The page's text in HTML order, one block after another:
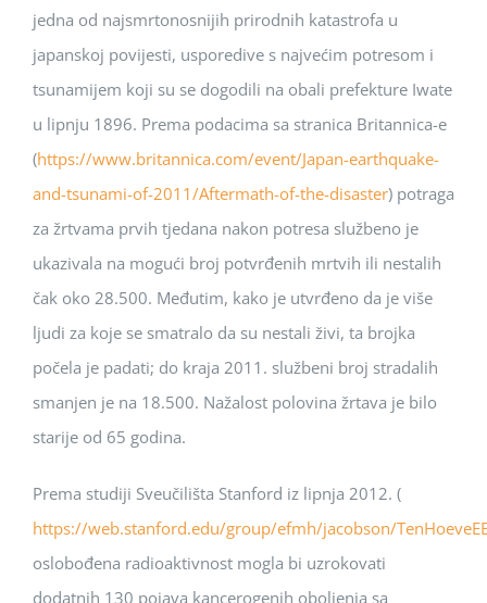
jedna od najsmrtonosnijih prirodnih katastrofa u
japanskoj povijesti, usporedive s najvećim potresom i
tsunamijem koji su se dogodili na obali prefekture Iwate
u lipnju 1896. Prema podacima sa stranica Britannica-e
(https://www.britannica.com/event/Japan-earthquake-
and-tsunami-of-2011/Aftermath-of-the-disaster) potraga
za žrtvama prvih tjedana nakon potresa službeno je
ukazivala na mogući broj potvrđenih mrtvih ili nestalih
čak oko 28.500. Međutim, kako je utvrđeno da je više
ljudi za koje se smatralo da su nestali živi, ta brojka
počela je padati; do kraja 2011. službeni broj stradalih
smanjen je na 18.500. Nažalost polovina žrtava je bilo
starije od 65 godina.
Prema studiji Sveučilišta Stanford iz lipnja 2012. (
https://web.stanford.edu/group/efmh/jacobson/
oslobođena radioaktivnost mogla bi uzrokovati
dodatnih 130 pojava kancerogenih oboljenja sa